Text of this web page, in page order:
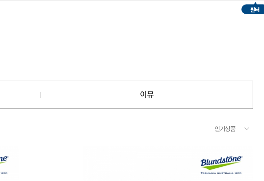
필터
이뮤